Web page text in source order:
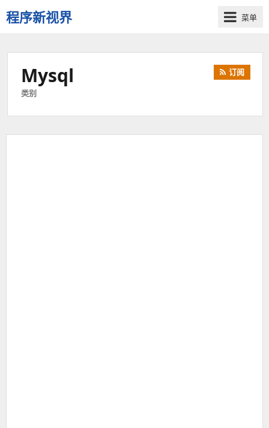
程序新视界
开
启
新
菜单
Mysql
类别
订阅